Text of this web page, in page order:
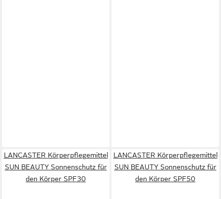
LANCASTER Körperpflegemittel
SUN BEAUTY Sonnenschutz für
den Körper SPF30
LANCASTER Körperpflegemittel
SUN BEAUTY Sonnenschutz für
den Körper SPF50